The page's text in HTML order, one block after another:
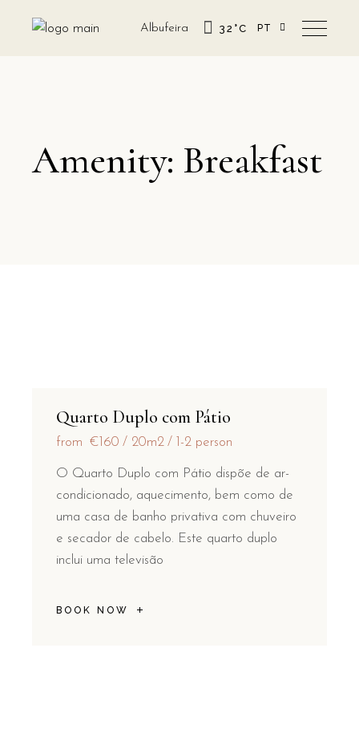
Albufeira 32 °C PT
Amenity: Breakfast
Quarto Duplo com Pátio
from €160 20m2 1-2 person
O Quarto Duplo com Pátio dispõe de ar-
condicionado, aquecimento, bem como de
uma casa de banho privativa com chuveiro
e secador de cabelo. Este quarto duplo
inclui uma televisão
BOOK NOW